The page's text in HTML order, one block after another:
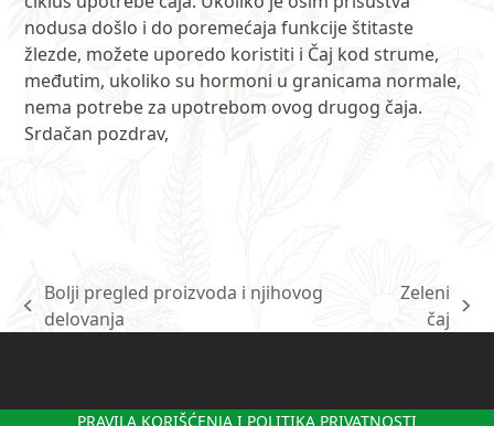
nodusa došlo i do poremećaja funkcije štitaste
žlezde, možete uporedo koristiti i Čaj kod strume,
međutim, ukoliko su hormoni u granicama normale,
nema potrebe za upotrebom ovog drugog čaja.
Srdačan pozdrav,
previous
Bolji pregled proizvoda i njihovog
delovanja
Zeleni
čaj
PRAVILA KORIŠĆENJA I POLITIKA PRIVATNOSTI